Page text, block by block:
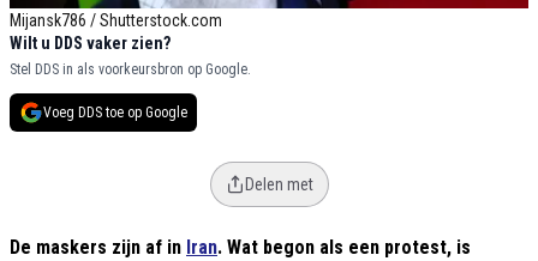
Mijansk786 / Shutterstock.com
Wilt u DDS vaker zien?
Stel DDS in als voorkeursbron op Google.
Voeg DDS toe op Google
Delen met
De maskers zijn af in Iran. Wat begon als een protest, is